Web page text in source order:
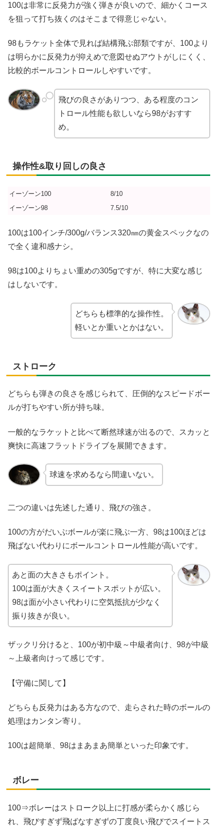
100は非常に反発力が強く弾きが良いので、細かくコース
を狙って打ち抜くのはそこまで得意じゃない。
98もラケット全体で見れば結構飛ぶ部類ですが、100より
は明らかに反発力が抑えめで意図せぬアウトがしにくく、
比較的ボールコントロールしやすいです。
飛びの良さがありつつ、ある程度のコン
トロール性能も欲しいなら98がおすす
め。
操作性&取り回しの良さ
イーゾーン100
8/10
イーゾーン98
7.5/10
100は100インチ/300g/バランス320㎜の黄金スペックなの
で全く違和感ナシ。
98は100よりちょい重めの305gですが、特に大変な感じ
はしないです。
どちらも標準的な操作性。
軽いとか重いとかはない。
ストローク
どちらも弾きの良さを感じられて、圧倒的なスピードボー
ルが打ちやすい所が持ち味。
一般的なラケットと比べて断然球速が出るので、スカッと
爽快に高速フラットドライブを展開できます。
球速を求めるなら間違いない。
二つの違いは先述した通り、飛びの強さ。
100の方がだいぶボールが楽に飛ぶ一方、98は100ほどは
飛ばない代わりにボールコントロール性能が高いです。
あと面の大きさもポイント。
100は面が大きくスイートスポットが広い。
98は面が小さい代わりに空気抵抗が少なく
振り抜きが良い。
ザックリ分けると、100が初中級～中級者向け、98が中級
～上級者向けって感じです。
【守備に関して】
どちらも反発力はある方なので、走らされた時のボールの
処理はカンタン寄り。
100は超簡単、98はまあまあ簡単といった印象です。
ボレー
100⇒ボレーはストローク以上に打感が柔らかく感じら
れ、飛びすぎず飛ばなすぎずの丁度良い飛びでスイートス